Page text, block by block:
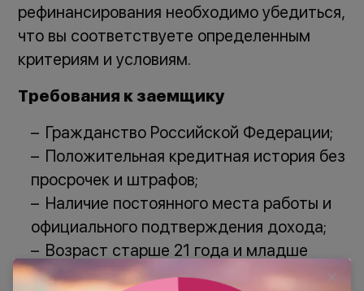
рефинансирования необходимо убедиться,
что вы соответствуете определенным
критериям и условиям.
Требования к заемщику
Гражданство Российской Федерации;
Положительная кредитная история без
просрочек и штрафов;
Наличие постоянного места работы и
официального подтверждения дохода;
Возраст старше 21 года и младше
пенсионного возраста.